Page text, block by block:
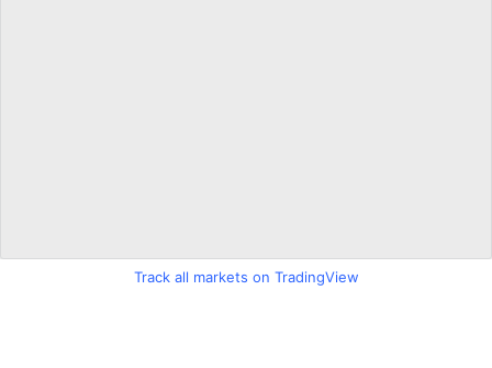
Track all markets on TradingView